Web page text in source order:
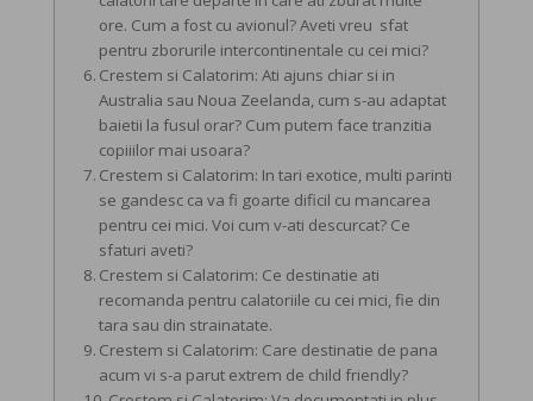
ore. Cum a fost cu avionul? Aveti vreu sfat
pentru zborurile intercontinentale cu cei mici?
Crestem si Calatorim: Ati ajuns chiar si in
Australia sau Noua Zeelanda, cum s-au adaptat
baietii la fusul orar? Cum putem face tranzitia
copiiilor mai usoara?
Crestem si Calatorim: In tari exotice, multi parinti
se gandesc ca va fi goarte dificil cu mancarea
pentru cei mici. Voi cum v-ati descurcat? Ce
sfaturi aveti?
Crestem si Calatorim: Ce destinatie ati
recomanda pentru calatoriile cu cei mici, fie din
tara sau din strainatate.
Crestem si Calatorim: Care destinatie de pana
acum vi s-a parut extrem de child friendly?